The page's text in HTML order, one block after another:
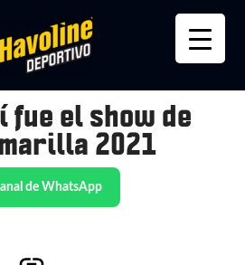
fue el show de
2021
de WhatsApp